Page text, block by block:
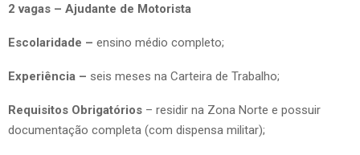
2 vagas – Ajudante de Motorista
Escolaridade – ensino médio completo;
Experiência – seis meses na Carteira de Trabalho;
Requisitos Obrigatórios – residir na Zona Norte e possuir
documentação completa (com dispensa militar);